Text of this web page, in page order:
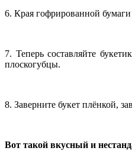
6. Края гофрированной
7. Теперь составляйте
плоскогубцы.
8. Заверните букет плёнкой,
Вот такой вкусный и